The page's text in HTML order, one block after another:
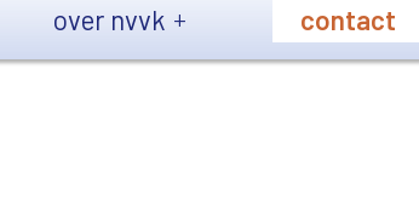
over nvvk contact